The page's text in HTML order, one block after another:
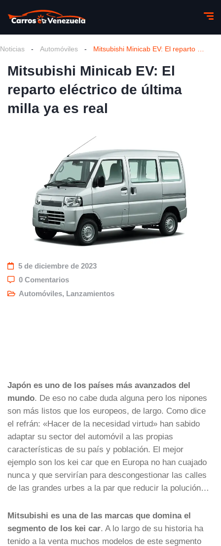
Noticias - Automóviles -
Mitsubishi Minicab EV: El
reparto eléctrico de última
milla ya es real
5 de diciembre de 2023
0 Comentarios
Automóviles, Lanzamientos
Japón es uno de los países más avanzados del
mundo. De eso no cabe duda alguna pero los nipones
son más listos que los europeos, de largo. Como dice
el refrán: «Hacer de la necesidad virtud» han sabido
adaptar su sector del automóvil a las propias
características de su país y población. El mejor
ejemplo son los kei car que en Europa no han cuajado
nunca y que servirían para descongestionar las calles
de las grandes urbes a la par que reducir la polución…
Mitsubishi es una de las marcas que domina el
segmento de los kei car. A lo largo de su historia ha
tenido a la venta muchos modelos de este segmento